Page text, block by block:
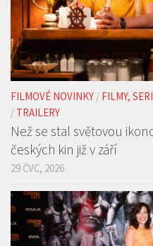
FILMOVÉ NOVINKY / FILMY,
/ TRAILERY
Než se stal světovou
českých kin již v září
29 ČVC, 2026